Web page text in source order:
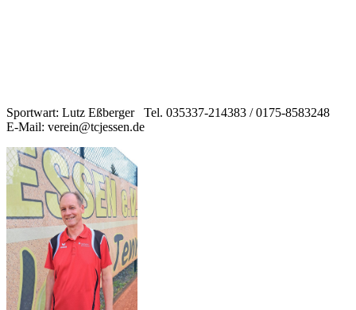
Sportwart: Lutz Eßberger Tel. 035337-214383 / 0175-8583248
E-Mail: verein@tcjessen.de